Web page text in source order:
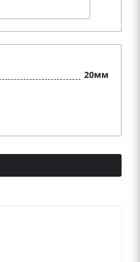
20мм